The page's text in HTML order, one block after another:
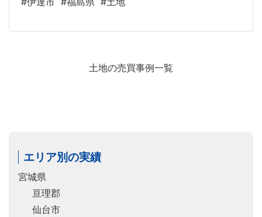
土地の売買事例一覧
エリア別の実績
宮城県
亘理郡
仙台市